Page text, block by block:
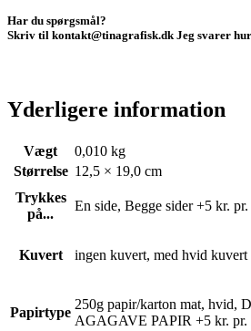
Har du spørgsmål?
Skriv til kontakt@tinagrafisk.dk Jeg svarer
Yderligere information
Vægt
0,010 kg
Størrelse 12,5 × 19,0 cm
Trykkes
på...
En side, Begge sider +5 kr. pr.
Kuvert ingen kuvert, med hvid kuvert
Papirtype
250g papir/karton mat, hvid,
AGAGAVE PAPIR +5 kr. pr.